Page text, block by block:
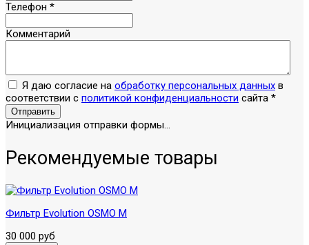
Телефон *
Комментарий
Я даю согласие на обработку персональных данных в
соответствии с политикой конфиденциальности сайта *
Отправить
Инициализация отправки формы...
Рекомендуемые товары
Фильтр Evolution OSMO M
30 000 руб